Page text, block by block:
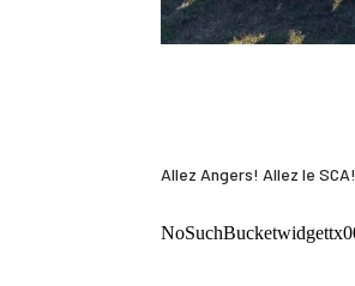
Allez Angers! Allez le SCA!